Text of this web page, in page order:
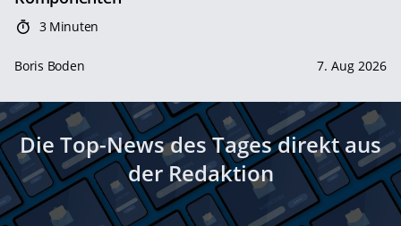
3 Minuten
Boris Boden 7. Aug 2026
Die Top-News des Tages direkt aus
der Redaktion